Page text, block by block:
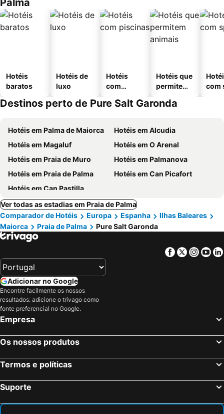
Palma
Hotéis
baratos
Hotéis de
luxo
Hotéis
com
Hotéis que
permitem
com
Destinos perto de Pure Salt Garonda
Hotéis em Palma de Maiorca
Hotéis em Alcudia
Hotéis em Magaluf
Hotéis em O Arenal
Hotéis em Praia de Muro
Hotéis em Palmanova
Hotéis em Praia de Palma
Hotéis em Can Picafort
Hotéis em Can Pastilla
Ver todas as estadias em Praia de Palma
Comparador de Hotéis
Europa Espanha
Ilhas Baleares
Maiorca
Praia de Palma Pure Salt Garonda
Facebook
Twitter
Adicionar no Google
Encontre facilmente os nossos
resultados: adicione o trivago como
fonte preferencial no Google.
Empresa
Os nossos produtos
Termos e políticas
Suporte